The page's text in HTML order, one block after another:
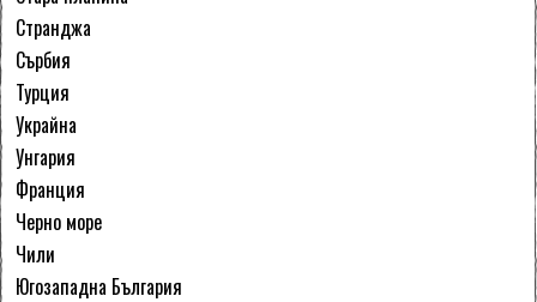
Странджа
Сърбия
Турция
Украйна
Унгария
Франция
Черно море
Чили
Югозападна България